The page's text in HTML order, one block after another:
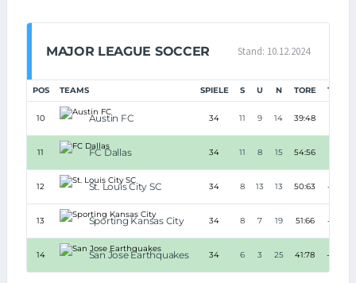
MAJOR LEAGUE SOCCER Stand: 10.12.2024
POS TEAMS SPIELE S U N TORE TD
10 Austin FC 34 11 9 14 39:48
11 FC Dallas 34 11 8 15 54:56
12 St. Louis City SC 34 8 13 13 50:63 -13
13 Sporting Kansas City 34 8 7 19 51:66 -15
14 San Jose Earthquakes 34 6 3 25 41:78 -37